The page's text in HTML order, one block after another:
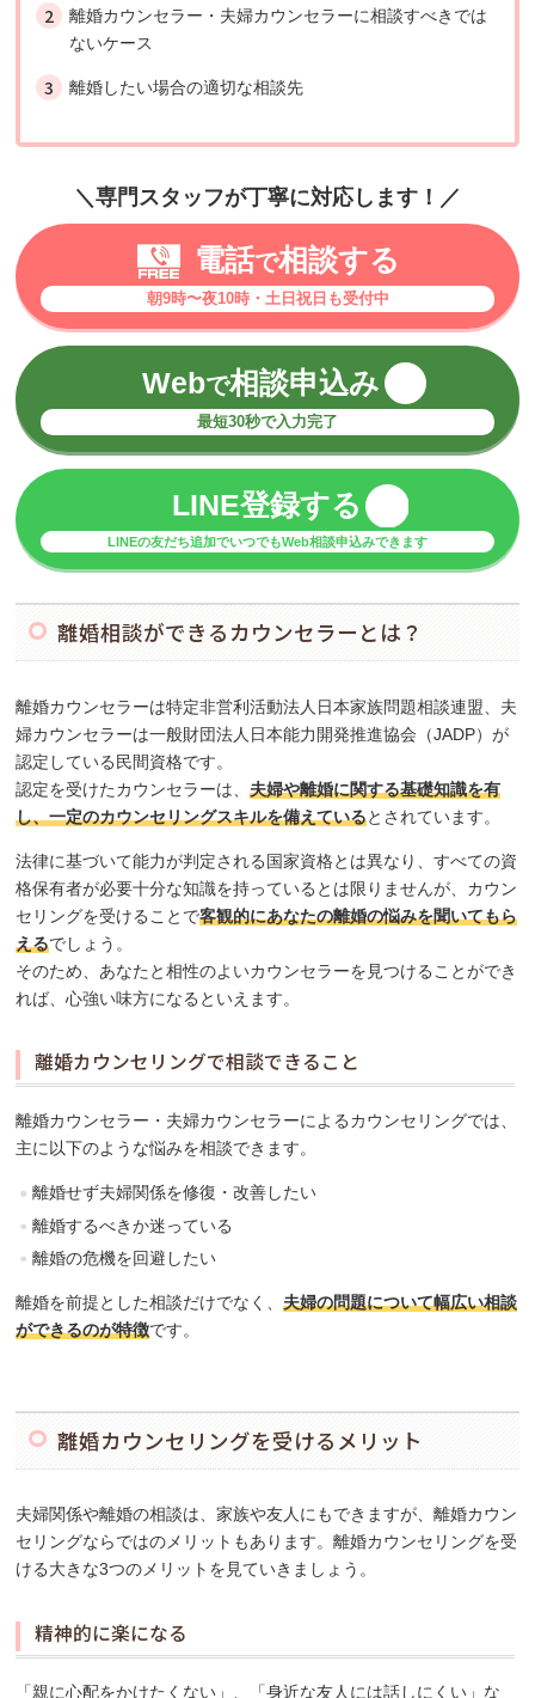
離婚カウンセラー・夫婦カウンセラーに相談すべきでは
ないケース
離婚したい場合の適切な相談先
＼専門スタッフが丁寧に対応します！／
電話で相談する
朝9時〜夜10時・土日祝日も受付中
Webで相談申込み
最短30秒で入力完了
LINE登録する
LINEの友だち追加でいつでもWeb相談申込みできます
離婚相談ができるカウンセラーとは？
離婚カウンセラーは特定非営利活動法人日本家族問題相談連盟、夫
婦カウンセラーは一般財団法人日本能力開発推進協会（JADP）が
認定している民間資格です。
認定を受けたカウンセラーは、夫婦や離婚に関する基礎知識を有
し、一定のカウンセリングスキルを備えているとされています。
法律に基づいて能力が判定される国家資格とは異なり、すべての資
格保有者が必要十分な知識を持っているとは限りませんが、カウン
セリングを受けることで客観的にあなたの離婚の悩みを聞いてもら
えるでしょう。
そのため、あなたと相性のよいカウンセラーを見つけることができ
れば、心強い味方になるといえます。
離婚カウンセリングで相談できること
離婚カウンセラー・夫婦カウンセラーによるカウンセリングでは、
主に以下のような悩みを相談できます。
離婚せず夫婦関係を修復・改善したい
離婚するべきか迷っている
離婚の危機を回避したい
離婚を前提とした相談だけでなく、夫婦の問題について幅広い相談
ができるのが特徴です。
離婚カウンセリングを受けるメリット
夫婦関係や離婚の相談は、家族や友人にもできますが、離婚カウン
セリングならではのメリットもあります。離婚カウンセリングを受
ける大きな3つのメリットを見ていきましょう。
精神的に楽になる
「親に心配をかけたくない」、「身近な友人には話しにくい」な